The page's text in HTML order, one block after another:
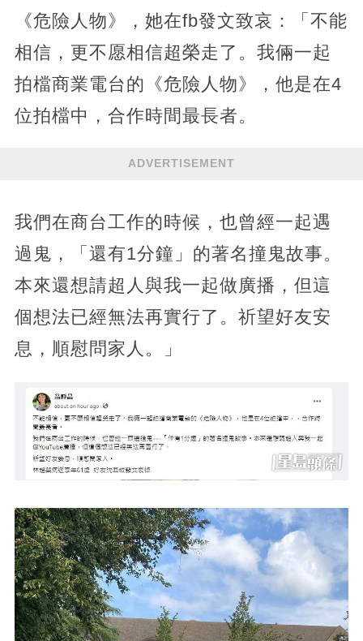
《危險人物》，她在fb發文致哀：「不能
相信，更不愿相信超榮走了。我倆一起
拍檔商業電台的《危險人物》，他是在4
位拍檔中，合作時間最長者。
ADVERTISEMENT
我們在商台工作的時候，也曾經一起遇
過鬼，「還有1分鐘」的著名撞鬼故事。
本來還想請超人與我一起做廣播，但這
個想法已經無法再實行了。祈望好友安
息，順慰問家人。」